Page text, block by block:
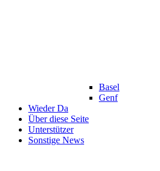
Basel
Genf
Wieder Da
Über diese Seite
Unterstützer
Sonstige News